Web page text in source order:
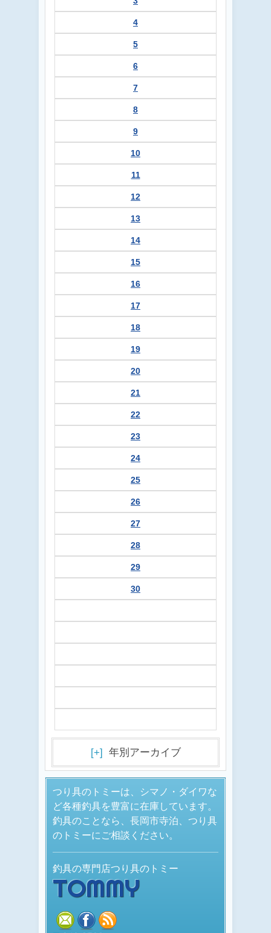
4
5
6
7
8
9
10
11
12
13
14
15
16
17
18
19
20
21
22
23
24
25
26
27
28
29
30
[+] 年別アーカイブ
つり具のトミーは、シマノ・ダイワな
ど各種釣具を豊富に在庫しています。
釣具のことなら、長岡市寺泊、つり具
のトミーにご相談ください。
釣具の専門店つり具のトミー
TOMMY
mail facebook